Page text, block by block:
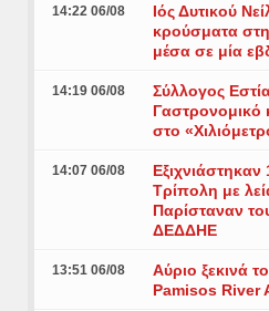
14:22 06/08
Ιός Δυτικού
κρούσματα
μέσα σε μία
14:19 06/08
Σύλλογος
Γαστρονομικό
στο
14:07 06/08
Τρίπολη με
Παρίσταναν
ΔΕΔΔΗΕ
13:51 06/08
Αύριο ξεκινά
Pamisos River